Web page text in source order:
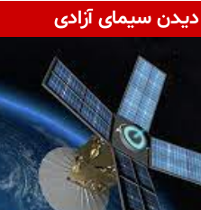
سیمای آزادی